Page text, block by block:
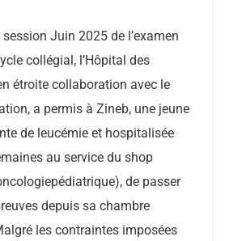
Juin 2025 de l’examen
collégial, l’Hôpital des
étroite collaboration avec le
a permis à Zineb, une jeune
de leucémie et hospitalisée
au service du shop
de passer
depuis sa chambre
les contraintes imposées